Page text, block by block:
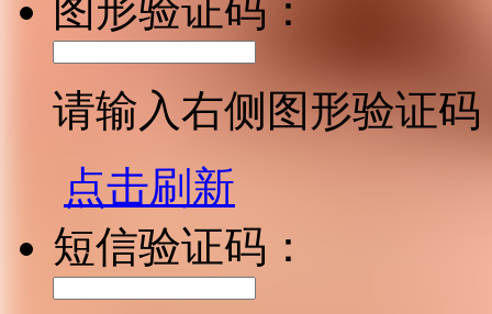
图形验证码：
请输入右侧图形验证码
点击刷新
短信验证码：